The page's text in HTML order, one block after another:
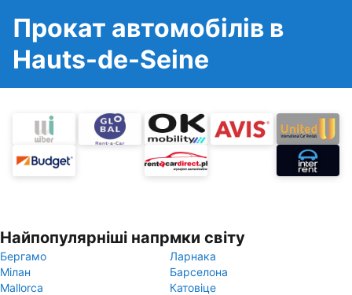
Прокат автомобілів в
Hauts-de-Seine
Найпопулярніші напрмки світу
Бергамо
Ларнака
Мілан
Барселона
Mallorca
Катовіце